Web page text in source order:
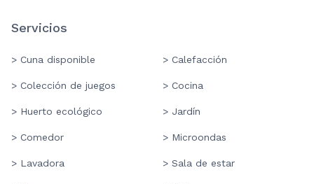
Servicios
> Cuna disponible > Calefacción
> Colección de juegos > Cocina
> Huerto ecológico > Jardín
> Comedor > Microondas
> Lavadora > Sala de estar